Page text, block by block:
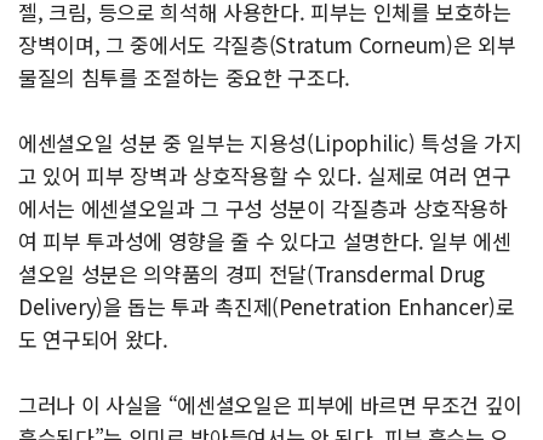
젤, 크림, 등으로 희석해 사용한다. 피부는 인체를 보호하는
장벽이며, 그 중에서도 각질층(Stratum Corneum)은 외부
물질의 침투를 조절하는 중요한 구조다.
에센셜오일 성분 중 일부는 지용성(Lipophilic) 특성을 가지
고 있어 피부 장벽과 상호작용할 수 있다. 실제로 여러 연구
에서는 에센셜오일과 그 구성 성분이 각질층과 상호작용하
여 피부 투과성에 영향을 줄 수 있다고 설명한다. 일부 에센
셜오일 성분은 의약품의 경피 전달(Transdermal Drug
Delivery)을 돕는 투과 촉진제(Penetration Enhancer)로
도 연구되어 왔다.
그러나 이 사실을 “에센셜오일은 피부에 바르면 무조건 깊이